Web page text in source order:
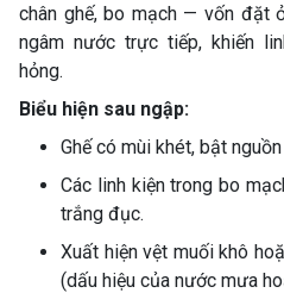
chân ghế, bo mạch — vốn đặt
ngâm nước trực tiếp, khiến
hỏng.
Biểu hiện sau ngập:
Ghế có mùi khét, bật
Các linh kiện trong bo
trắng đục.
Xuất hiện vệt muối khô
(dấu hiệu của nước mưa